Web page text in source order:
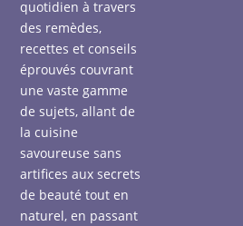
quotidien à travers
des remèdes,
recettes et conseils
éprouvés couvrant
une vaste gamme
de sujets, allant de
la cuisine
savoureuse sans
artifices aux secrets
de beauté tout en
naturel, en passant